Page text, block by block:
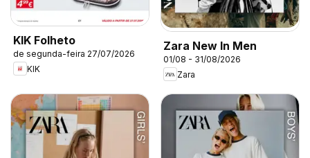
KIK Folheto
de segunda-feira 27/07/2026
KIK
Zara New In Men
01/08 - 31/08/2026
Zara